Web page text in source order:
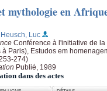
mythologie en
Luc
Conférence à l'initiative de
à Paris), Estudos em
274)
Publié, 1989
dans des actes